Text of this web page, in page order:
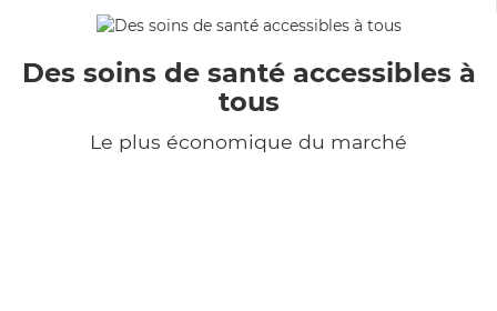
Des soins de santé accessibles à
tous
Le plus économique du marché